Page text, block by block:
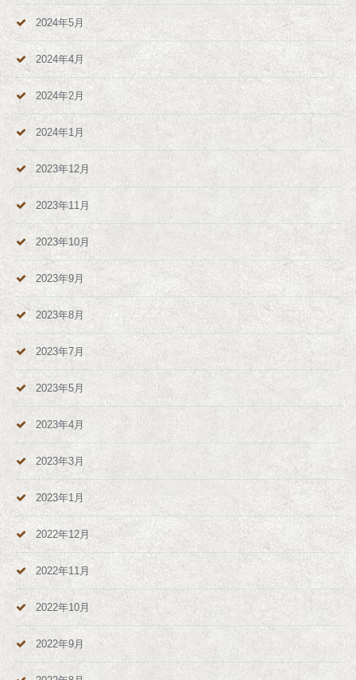
2024年5月
2024年4月
2024年2月
2024年1月
2023年12月
2023年11月
2023年10月
2023年9月
2023年8月
2023年7月
2023年5月
2023年4月
2023年3月
2023年1月
2022年12月
2022年11月
2022年10月
2022年9月